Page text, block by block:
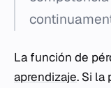
La función de
aprendizaje. Si la